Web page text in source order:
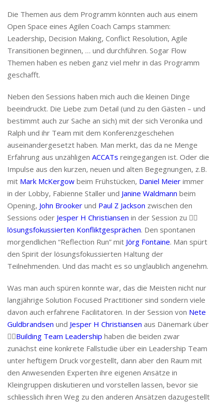
Die Themen aus dem Programm könnten auch aus einem
Open Space eines Agilen Coach Camps stammen:
Leadership, Decision Making, Conflict Resolution, Agile
Transitionen beginnen, … und durchführen. Sogar Flow
Themen haben es neben ganz viel mehr in das Programm
geschafft.
Neben den Sessions haben mich auch die kleinen Dinge
beeindruckt. Die Liebe zum Detail (und zu den Gästen – und
bestimmt auch zur Sache an sich) mit der sich Veronika und
Ralph und ihr Team mit dem Konferenzgeschehen
auseinandergesetzt haben. Man merkt, das da ne Menge
Erfahrung aus unzähligen ACCATs reingegangen ist. Oder die
Impulse aus den kurzen, neuen und alten Begegnungen, z.B.
mit Mark McKergow beim Frühstücken, Daniel Meier immer
in der Lobby, Fabienne Staller und Janine Waldmann beim
Opening, John Brooker und Paul Z Jackson zwischen den
Sessions oder Jesper H Christiansen in der Session zu 👉🏻
lösungsfokussierten Konfliktgesprächen. Den spontanen
morgendlichen “Reflection Run” mit Jörg Fontaine. Man spürt
den Spirit der lösungsfokussierten Haltung der
Teilnehmenden. Und das macht es so unglaublich angenehm.
Was man auch spüren konnte war, das die Meisten nicht nur
langjährige Solution Focused Practitioner sind sondern viele
davon auch erfahrene Facilitatoren. In der Session von Nete
Guldbrandsen und Jesper H Christiansen aus Dänemark über
👉🏻Building Team Leadership haben die beiden zwar
zunächst eine konkrete Fallstudie über ein Leadership Team
unter heftigem Druck vorgestellt, dann aber den Raum mit
den Anwesenden Experten ihre eigenen Ansätze in
Kleingruppen diskutieren und vorstellen lassen, bevor sie
schliesslich ihren Weg zu den anderen Ansätzen dazugestellt